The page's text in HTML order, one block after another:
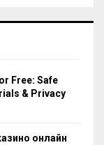
Free: Safe
& Privacy
онлайн